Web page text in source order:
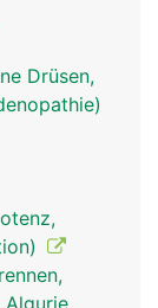
Drüsen,
Algurie,